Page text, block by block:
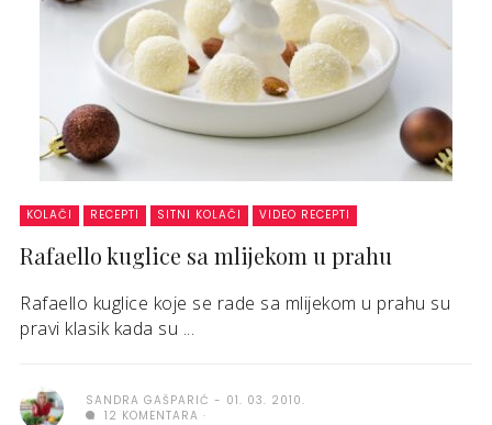
KOLAČI RECEPTI SITNI KOLAČI VIDEO RECEPTI
Rafaello kuglice sa mlijekom u prahu
Rafaello kuglice koje se rade sa mlijekom u prahu su
pravi klasik kada su ...
SANDRA GAŠPARIĆ
01. 03. 2010.
12 KOMENTARA